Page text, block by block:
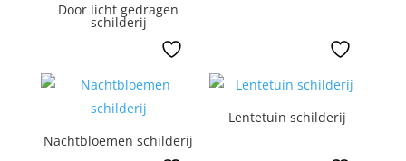
Door licht gedragen
schilderij
Nachtbloemen schilderij
Lentetuin schilderij